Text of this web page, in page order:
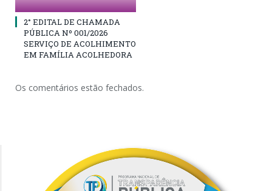
2° EDITAL DE CHAMADA
PÚBLICA Nº 001/2026
SERVIÇO DE ACOLHIMENTO
EM FAMÍLIA ACOLHEDORA
Os comentários estão fechados.